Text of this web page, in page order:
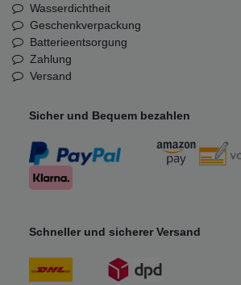
Wasserdichtheit
Geschenkverpackung
Batterieentsorgung
Zahlung
Versand
Sicher und Bequem bezahlen
Schneller und sicherer Versand